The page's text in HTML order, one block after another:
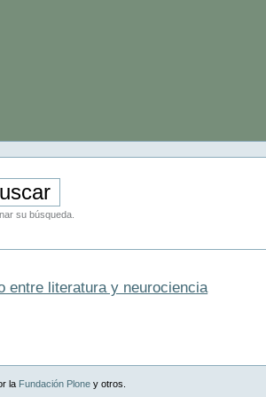
su búsqueda.
entre literatura y neurociencia
la Fundación Ploney otros.